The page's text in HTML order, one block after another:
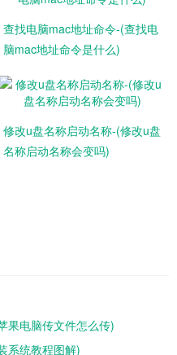
查找电脑mac地址命令-(查找电
脑mac地址命令是什么)
修改u盘名称启动名称-(修改u盘
名称启动名称会变吗)
果电脑传文件怎么传)
系统教程图解)